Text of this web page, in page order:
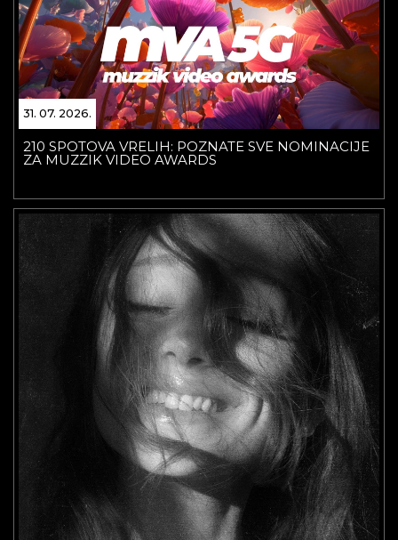
31. 07. 2026.
210 SPOTOVA VRELIH: POZNATE SVE NOMINACIJE
ZA MUZZIK VIDEO AWARDS